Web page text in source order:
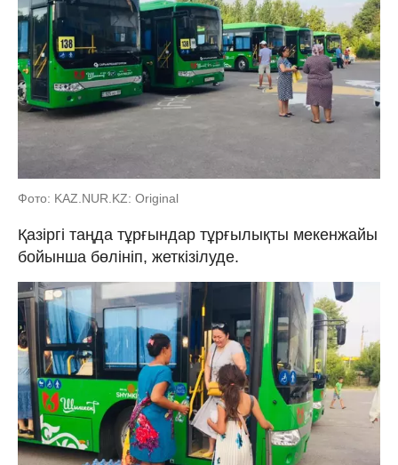
Фото: KAZ.NUR.KZ: Original
Қазіргі таңда тұрғындар тұрғылықты мекенжайы
бойынша бөлініп, жеткізілуде.